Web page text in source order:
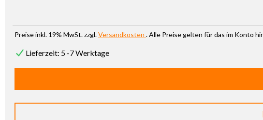
Preise inkl. 19% MwSt. zzgl.Versandkosten . Alle Preise gelten für das im Konto
Lieferzeit: 5 -7 Werktage